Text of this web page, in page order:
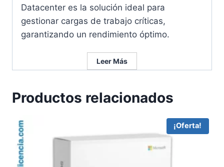
Datacenter es la solución ideal para
gestionar cargas de trabajo críticas,
garantizando un rendimiento óptimo.
Leer Más
Productos relacionados
¡Oferta!